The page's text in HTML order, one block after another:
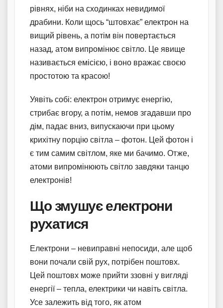
рівнях, ніби на сходинках невидимої
драбини. Коли щось “штовхає” електрон на
вищий рівень, а потім він повертається
назад, атом випромінює світло. Це явище
називається емісією, і воно вражає своєю
простотою та красою!
Уявіть собі: електрон отримує енергію,
стрибає вгору, а потім, немов згадавши про
дім, падає вниз, випускаючи при цьому
крихітну порцію світла – фотон. Цей фотон і
є тим самим світлом, яке ми бачимо. Отже,
атоми випромінюють світло завдяки танцю
електронів!
Що змушує електрони
рухатися
Електрони – невиправні непосиди, але щоб
вони почали свій рух, потрібен поштовх.
Цей поштовх може прийти ззовні у вигляді
енергії – тепла, електрики чи навіть світла.
Усе залежить від того, як атом